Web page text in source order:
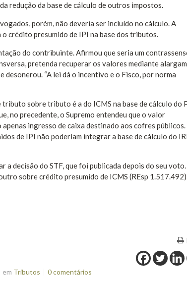
redução da base de cálculo de outros impostos.
porém, não deveria ser incluído no cálculo. A
crédito presumido de IPI na base dos tributos.
do contribuinte. Afirmou que seria um
pretenda recuperar os valores mediante
“A lei dá o incentivo e o Fisco, por norma
sobre tributo é a do ICMS na base de cálculo do
no precedente, o Supremo entendeu que o valor
ingresso de caixa destinado aos cofres públicos.
de IPI não poderiam integrar a base de cálculo do
a decisão do STF, que foi publicada depois do seu voto.
sobre crédito presumido de ICMS (REsp
em Tributos 0 comentários